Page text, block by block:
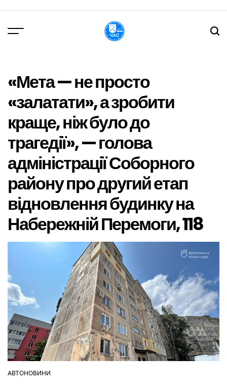
вмісту
«Мета — не просто
«залатати», а зробити
краще, ніж було до
трагедії», — голова
адміністрації Соборного
району про другий етап
відновлення будинку на
Набережній Перемоги, 118
ОПУБЛІКУВАТИ
АВТОНОВИНИ